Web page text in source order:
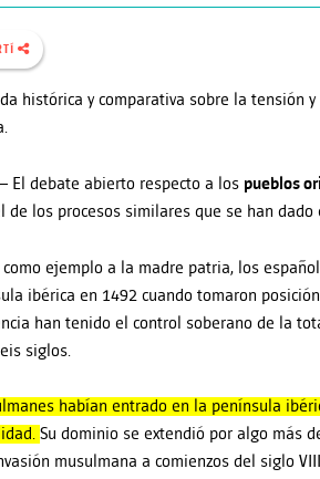
histórica y comparativa sobre la tensión
– El debate abierto respecto a los pueblos
de los procesos similares que se han
como ejemplo a la madre patria, los
ibérica en 1492 cuando tomaron
han tenido el control soberano de la
siglos.
habían entrado en la península
Su dominio se extendió por algo más
musulmana a comienzos del siglo